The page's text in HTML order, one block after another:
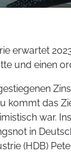
erwartet
und einen
kommt das
war.
in
(HDB)